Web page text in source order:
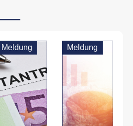
Meldung Meldung